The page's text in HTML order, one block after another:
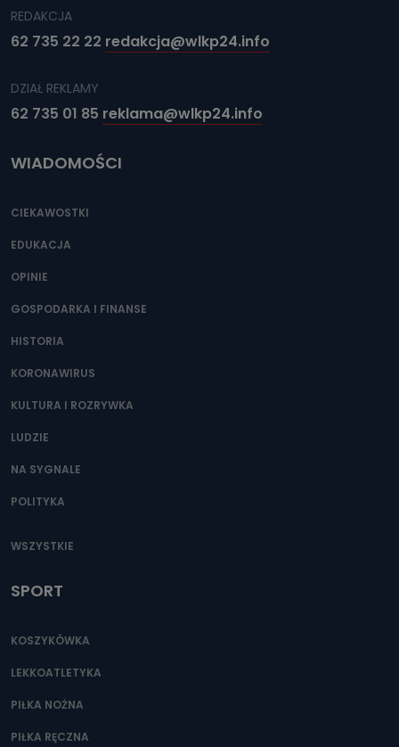
REDAKCJA
62 735 22 22 redakcja@wlkp24.info
DZIAŁ REKLAMY
62 735 01 85 reklama@wlkp24.info
WIADOMOŚCI
CIEKAWOSTKI
EDUKACJA
OPINIE
GOSPODARKA I FINANSE
HISTORIA
KORONAWIRUS
KULTURA I ROZRYWKA
LUDZIE
NA SYGNALE
POLITYKA
WSZYSTKIE
SPORT
KOSZYKÓWKA
LEKKOATLETYKA
PIŁKA NOŻNA
PIŁKA RĘCZNA